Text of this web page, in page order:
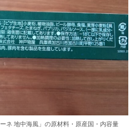
ネ 地中海風」の原材料・原産国・内容量